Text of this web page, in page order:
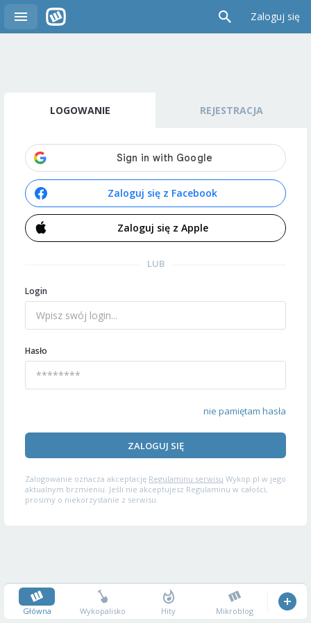
Zaloguj się
LOGOWANIE REJESTRACJA
Zaloguj się z Facebook
Zaloguj się z Apple
LUB
Login
Hasło
nie pamiętam hasła
ZALOGUJ SIĘ
Zalogowanie oznacza akceptację Regulaminu serwisu Wykop.pl w jego
aktualnym brzmieniu. Jeśli nie akceptujesz Regulaminu w całości,
prosimy o niekorzystanie z serwisu.
Główna Wykopalisko Hity Mikroblog